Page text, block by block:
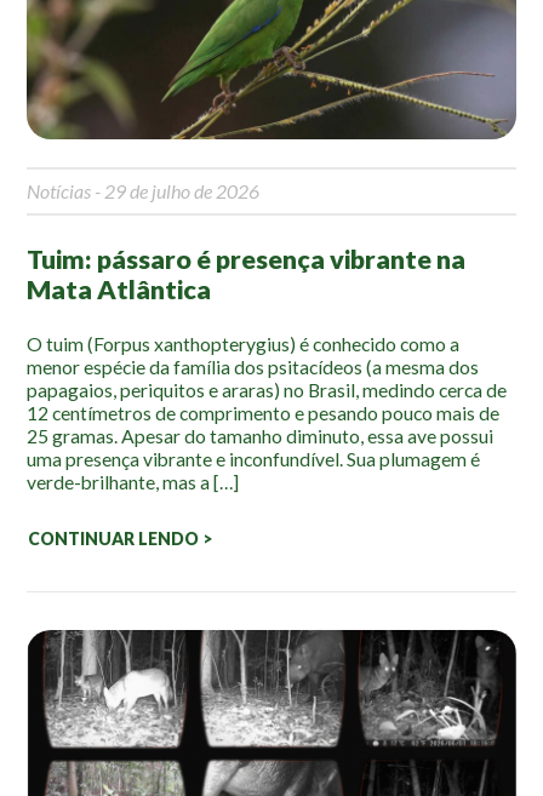
Mapa Ilustrado
Fauna e Flora
Aranhas
Palmeira Juçara
Borboletas
Cambuci
Liquens
Tucano do Bico Verde
Atividades
Escolas e Universidades
Trilhas
Terceira Idade
Inclusão Social
Blog
Newsletter
Notícias - 29 de julho de 2026
Tuim: pássaro é presença vibrante na
Mata Atlântica
O tuim (Forpus xanthopterygius) é conhecido como a
menor espécie da família dos psitacídeos (a mesma dos
papagaios, periquitos e araras) no Brasil, medindo cerca de
12 centímetros de comprimento e pesando pouco mais de
25 gramas. Apesar do tamanho diminuto, essa ave possui
uma presença vibrante e inconfundível. Sua plumagem é
verde-brilhante, mas a […]
CONTINUAR LENDO >